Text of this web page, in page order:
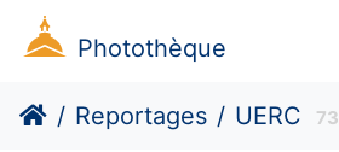
Photothèque
Reportages UERC 73